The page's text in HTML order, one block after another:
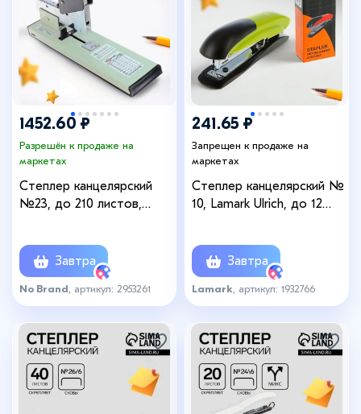
1452.60 ₽
Разрешён к продаже на
маркетах
Степлер канцелярский
№23, до 210 листов,
Завтра
No Brand , артикул: 2953261
241.65 ₽
Запрещен к продаже на
маркетах
Степлер канцелярский №
10, Lamark Ulrich, до 12
Завтра
Lamark , артикул: 1932766